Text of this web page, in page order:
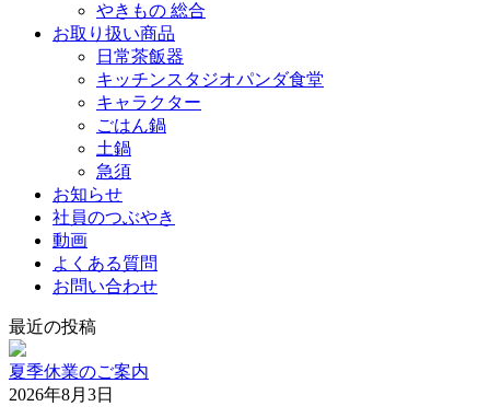
やきもの 総合
お取り扱い商品
日常茶飯器
キッチンスタジオパンダ食堂
キャラクター
ごはん鍋
土鍋
急須
お知らせ
社員のつぶやき
動画
よくある質問
お問い合わせ
最近の投稿
夏季休業のご案内
2026年8月3日